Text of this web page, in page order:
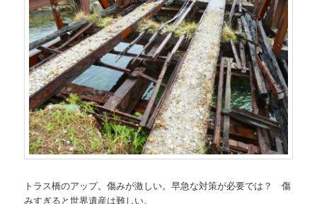
トラス橋のアップ。傷みが激しい。早急な対策が必要では？ 傷
みすぎると世界遺産は難しい。